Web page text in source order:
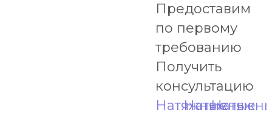
Предоставим
по первому
требованию
Получить
консультацию
Натяжные
Натяжные